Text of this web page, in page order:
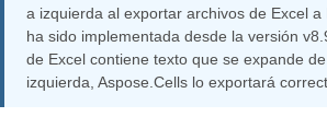
a izquierda al exportar archivos de Excel a
ha sido implementada desde la versión
de Excel contiene texto que se expande
izquierda, Aspose.Cells lo exportará